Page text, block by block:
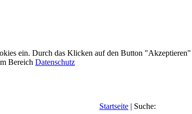
ein. Durch das Klicken auf den Button
Bereich Datenschutz
Startseite | Suche: